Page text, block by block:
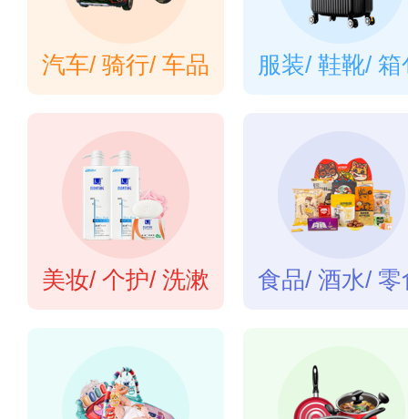
汽车/ 骑行/ 车品 服装/ 鞋靴/ 箱
美妆/ 个护/ 洗漱 食品/ 酒水/ 零